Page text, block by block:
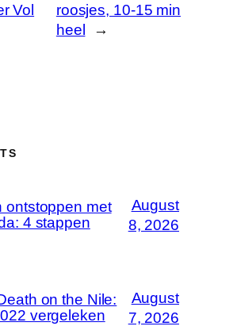
Vol
roosjes, 10-15 min
heel
→
ontstoppen met
4 stappen
August
8, 2026
on the Nile:
vergeleken
August
7, 2026